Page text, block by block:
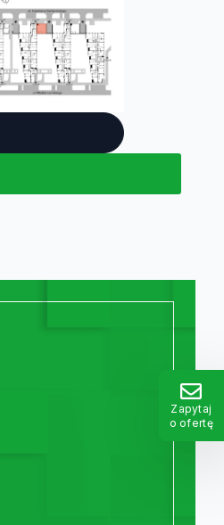
Zapytaj
o ofertę